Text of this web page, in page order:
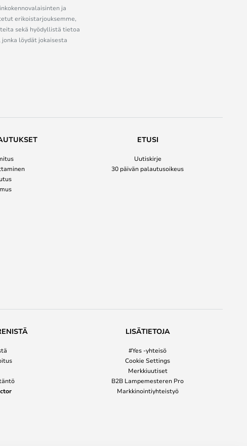
ja
erikoistarjouksemme,
sekä hyödyllistä tietoa
löydät jokaisesta
ETUSI
Uutiskirje
30 päivän palautusoikeus
LISÄTIETOJA
#Yes -yhteisö
Cookie Settings
Merkkiuutiset
B2B Lampemesteren Pro
Markkinointiyhteistyö